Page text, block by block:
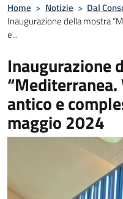
Home > Notizie > Dal
Inaugurazione della mostra
e...
Inaugurazione
antico e
maggio 2024